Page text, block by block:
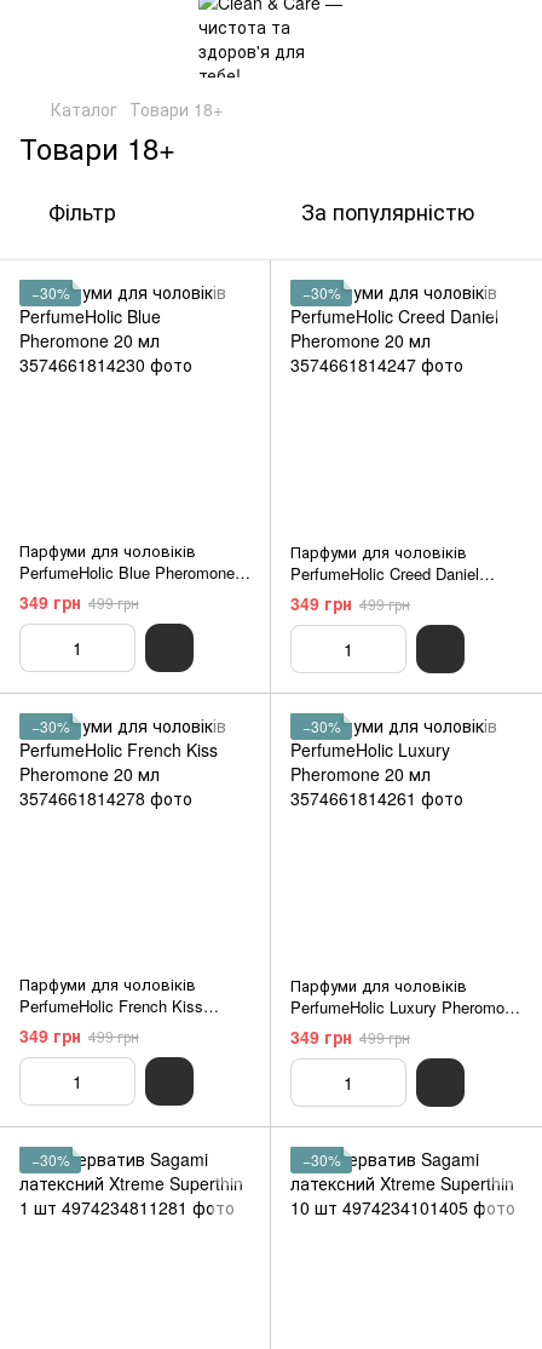
Каталог Товари 18+
Товари 18+
Фільтр За популярністю
−30%
Парфуми для чоловіків
PerfumeHolic Blue Pheromone
20 мл
349 грн 499 грн
−30%
Парфуми для чоловіків
PerfumeHolic Creed Daniel
Pheromone 20 мл
349 грн 499 грн
−30%
Парфуми для чоловіків
PerfumeHolic French Kiss
Pheromone 20 мл
349 грн 499 грн
−30%
Парфуми для чоловіків
PerfumeHolic Luxury Pheromone
20 мл
349 грн 499 грн
−30% −30%